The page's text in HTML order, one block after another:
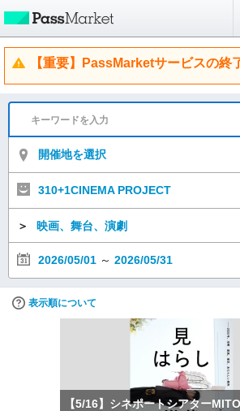
【重要】PassMarketサービスの終
開催地を選択
310+1CINEMA PROJECT
＞ 映画、舞台、演劇
2026/05/01 ～ 2026/05/31
表示順について
【5/16】シネポートシアター